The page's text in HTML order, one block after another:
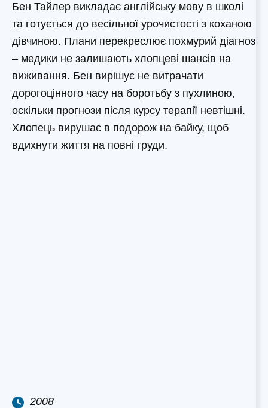
Бен Тайлер викладає англійську мову в школі
та готується до весільної урочистості з коханою
дівчиною. Плани перекреслює похмурий діагноз
– медики не залишають хлопцеві шансів на
виживання. Бен вирішує не витрачати
дорогоцінного часу на боротьбу з пухлиною,
оскільки прогнози після курсу терапії невтішні.
Хлопець вирушає в подорож на байку, щоб
вдихнути життя на повні груди.
2008